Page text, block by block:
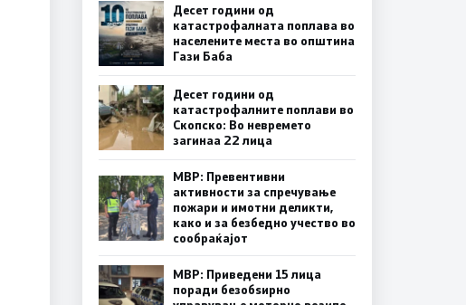
Десет години од
катастрофалната поплава во
населените места во општина
Гази Баба
Десет години од
катастрофалните поплави во
Скопско: Во невремето
загинаа 22 лица
МВР: Превентивни
активности за спречување
пожари и имотни деликти,
како и за безбедно учество во
сообраќајот
МВР: Приведени 15 лица
поради безобѕирно